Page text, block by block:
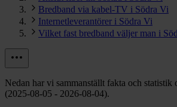
Bredband via kabel-TV i Södra Vi
Internetleverantörer i Södra Vi
Vilket fast bredband väljer man i
Nedan har vi sammanställt fakta och
(2025-08-05 - 2026-08-04).